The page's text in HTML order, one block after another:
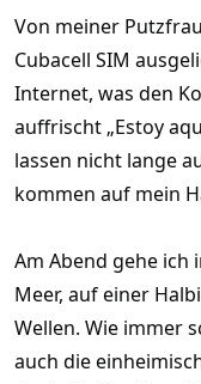
Von meiner
Cubacell SIM
Internet, was den
auffrischt „Estoy
lassen nicht lange
kommen auf mein
Am Abend gehe ich
Meer, auf einer
Wellen. Wie immer
auch die